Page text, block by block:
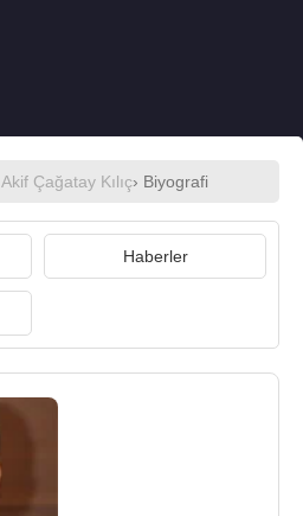
Akif Çağatay Kılıç› Biyografi
Haberler